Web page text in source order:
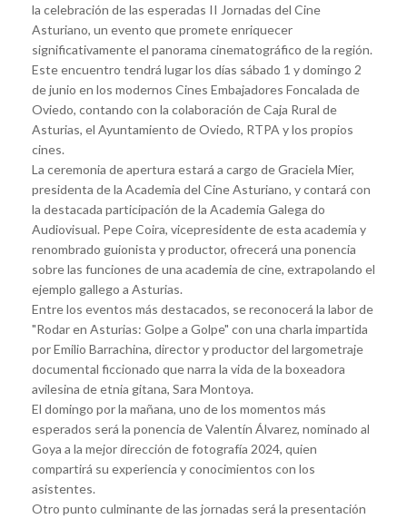
la celebración de las esperadas II Jornadas del Cine
Asturiano, un evento que promete enriquecer
significativamente el panorama cinematográfico de la región.
Este encuentro tendrá lugar los días sábado 1 y domingo 2
de junio en los modernos Cines Embajadores Foncalada de
Oviedo, contando con la colaboración de Caja Rural de
Asturias, el Ayuntamiento de Oviedo, RTPA y los propios
cines.
La ceremonia de apertura estará a cargo de Graciela Mier,
presidenta de la Academia del Cine Asturiano, y contará con
la destacada participación de la Academia Galega do
Audiovisual. Pepe Coira, vicepresidente de esta academia y
renombrado guionista y productor, ofrecerá una ponencia
sobre las funciones de una academia de cine, extrapolando el
ejemplo gallego a Asturias.
Entre los eventos más destacados, se reconocerá la labor de
"Rodar en Asturias: Golpe a Golpe" con una charla impartida
por Emilio Barrachina, director y productor del largometraje
documental ficcionado que narra la vida de la boxeadora
avilesina de etnia gitana, Sara Montoya.
El domingo por la mañana, uno de los momentos más
esperados será la ponencia de Valentín Álvarez, nominado al
Goya a la mejor dirección de fotografía 2024, quien
compartirá su experiencia y conocimientos con los
asistentes.
Otro punto culminante de las jornadas será la presentación